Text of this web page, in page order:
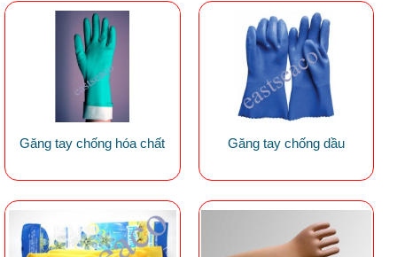
Găng tay chống hóa chất Găng tay chống dầu